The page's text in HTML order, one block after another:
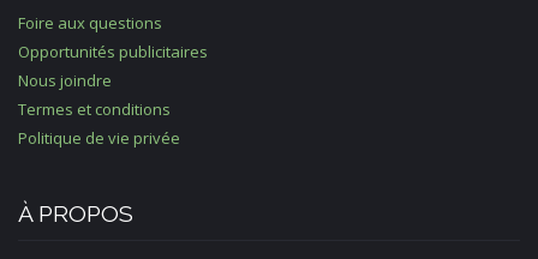
Foire aux questions
Opportunités publicitaires
Nous joindre
Termes et conditions
Politique de vie privée
À PROPOS